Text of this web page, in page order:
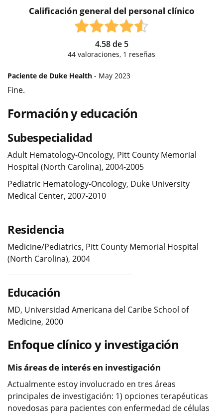
Calificación general del personal clínico
4.58de 5
44 valoraciones, 1 reseñas
Paciente de Duke Health - May 2023
Fine.
Formación y educación
Subespecialidad
Adult Hematology-Oncology, Pitt County Memorial
Hospital (North Carolina), 2004-2005
Pediatric Hematology-Oncology, Duke University
Medical Center, 2007-2010
Residencia
Medicine/Pediatrics, Pitt County Memorial Hospital
(North Carolina), 2004
Educación
MD, Universidad Americana del Caribe School of
Medicine, 2000
Enfoque clínico y investigación
Mis áreas de interés en investigación
Actualmente estoy involucrado en tres áreas
principales de investigación: 1) opciones terapéuticas
novedosas para pacientes con enfermedad de células